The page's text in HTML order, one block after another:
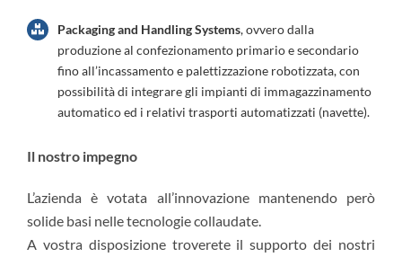
Packaging and Handling Systems, ovvero dalla
produzione al confezionamento primario e secondario
fino all’incassamento e palettizzazione robotizzata, con
possibilità di integrare gli impianti di immagazzinamento
automatico ed i relativi trasporti automatizzati (navette).
Il nostro impegno
L’azienda è votata all’innovazione mantenendo però
solide basi nelle tecnologie collaudate.
A vostra disposizione troverete il supporto dei nostri